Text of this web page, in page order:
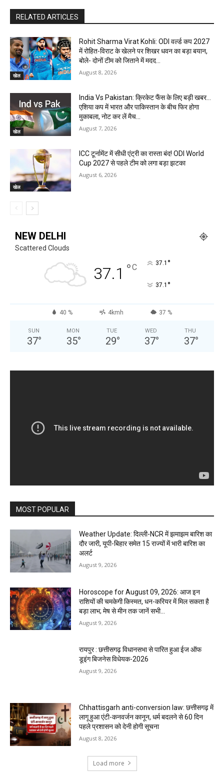
RELATED ARTICLES
खेल
Rohit Sharma Virat Kohli: ODI वर्ल्ड कप 2027
में रोहित-विराट के खेलने पर शिखर धवन का बड़ा बयान,
बोले- दोनों टीम को जिताने में मदद...
August 8, 2026
खेल
India Vs Pakistan: क्रिकेट फैंस के लिए बड़ी खबर…
एशिया कप में भारत और पाकिस्तान के बीच फिर होगा
मुकाबला, नोट कर लें मैच...
August 7, 2026
खेल
ICC टूर्नामेंट में सीधी एंट्री का रास्ता बंद! ODI World
Cup 2027 से पहले टीम को लगा बड़ा झटका
August 6, 2026
NEW DELHI
Scattered Clouds
37.1 °C 37.1 °
37.1 °
40 % 4kmh 37 %
SUN
37°
MON
35°
TUE
29°
WED
37°
THU
37°
MOST POPULAR
Weather Update: दिल्ली-NCR में झमाझम बारिश का
दौर जारी, यूपी-बिहार समेत 15 राज्यों में भारी बारिश का
अलर्ट
August 9, 2026
Horoscope for August 09, 2026: आज इन
राशियों की चमकेगी किस्मत, धन-करियर में मिल सकता है
बड़ा लाभ; मेष से मीन तक जानें सभी...
August 9, 2026
रायपुर : छत्तीसगढ़ विधानसभा से पारित हुआ ईज ऑफ
डूइंग बिजनेस विधेयक-2026
August 9, 2026
Chhattisgarh anti-conversion law: छत्तीसगढ़ में
लागू हुआ एंटी-कनवर्जन कानून, धर्म बदलने से 60 दिन
पहले प्रशासन को देनी होगी सूचना
August 8, 2026
Load more